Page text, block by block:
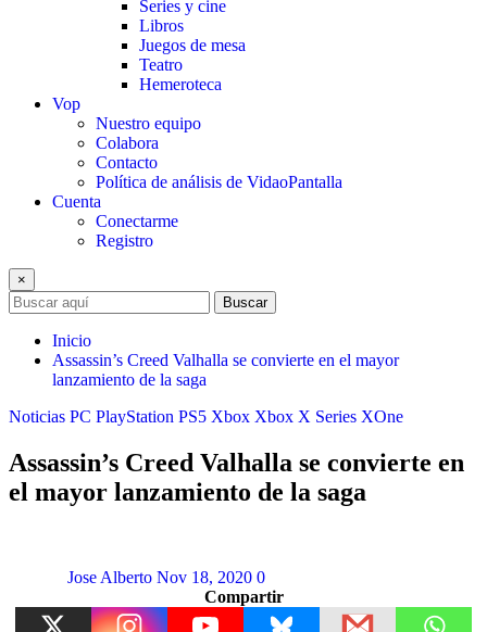
Series y cine
Libros
Juegos de mesa
Teatro
Hemeroteca
Vop
Nuestro equipo
Colabora
Contacto
Política de análisis de VidaoPantalla
Cuenta
Conectarme
Registro
×
Buscar
Inicio
Assassin’s Creed Valhalla se convierte en el mayor
lanzamiento de la saga
Noticias PC PlayStation PS5 Xbox Xbox X Series XOne
Assassin’s Creed Valhalla se convierte en
el mayor lanzamiento de la saga
Jose Alberto Nov 18, 2020 0
Compartir